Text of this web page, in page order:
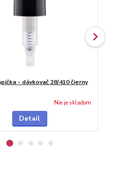
- dávkovač 28/410 čierny
Nie je skladom
Detail